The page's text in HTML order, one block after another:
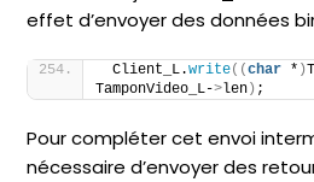
effet d’envoyer des données
Client_L.write((char * )
TamponVideo_L->len ) ;
Pour compléter cet envoi
nécessaire d’envoyer des